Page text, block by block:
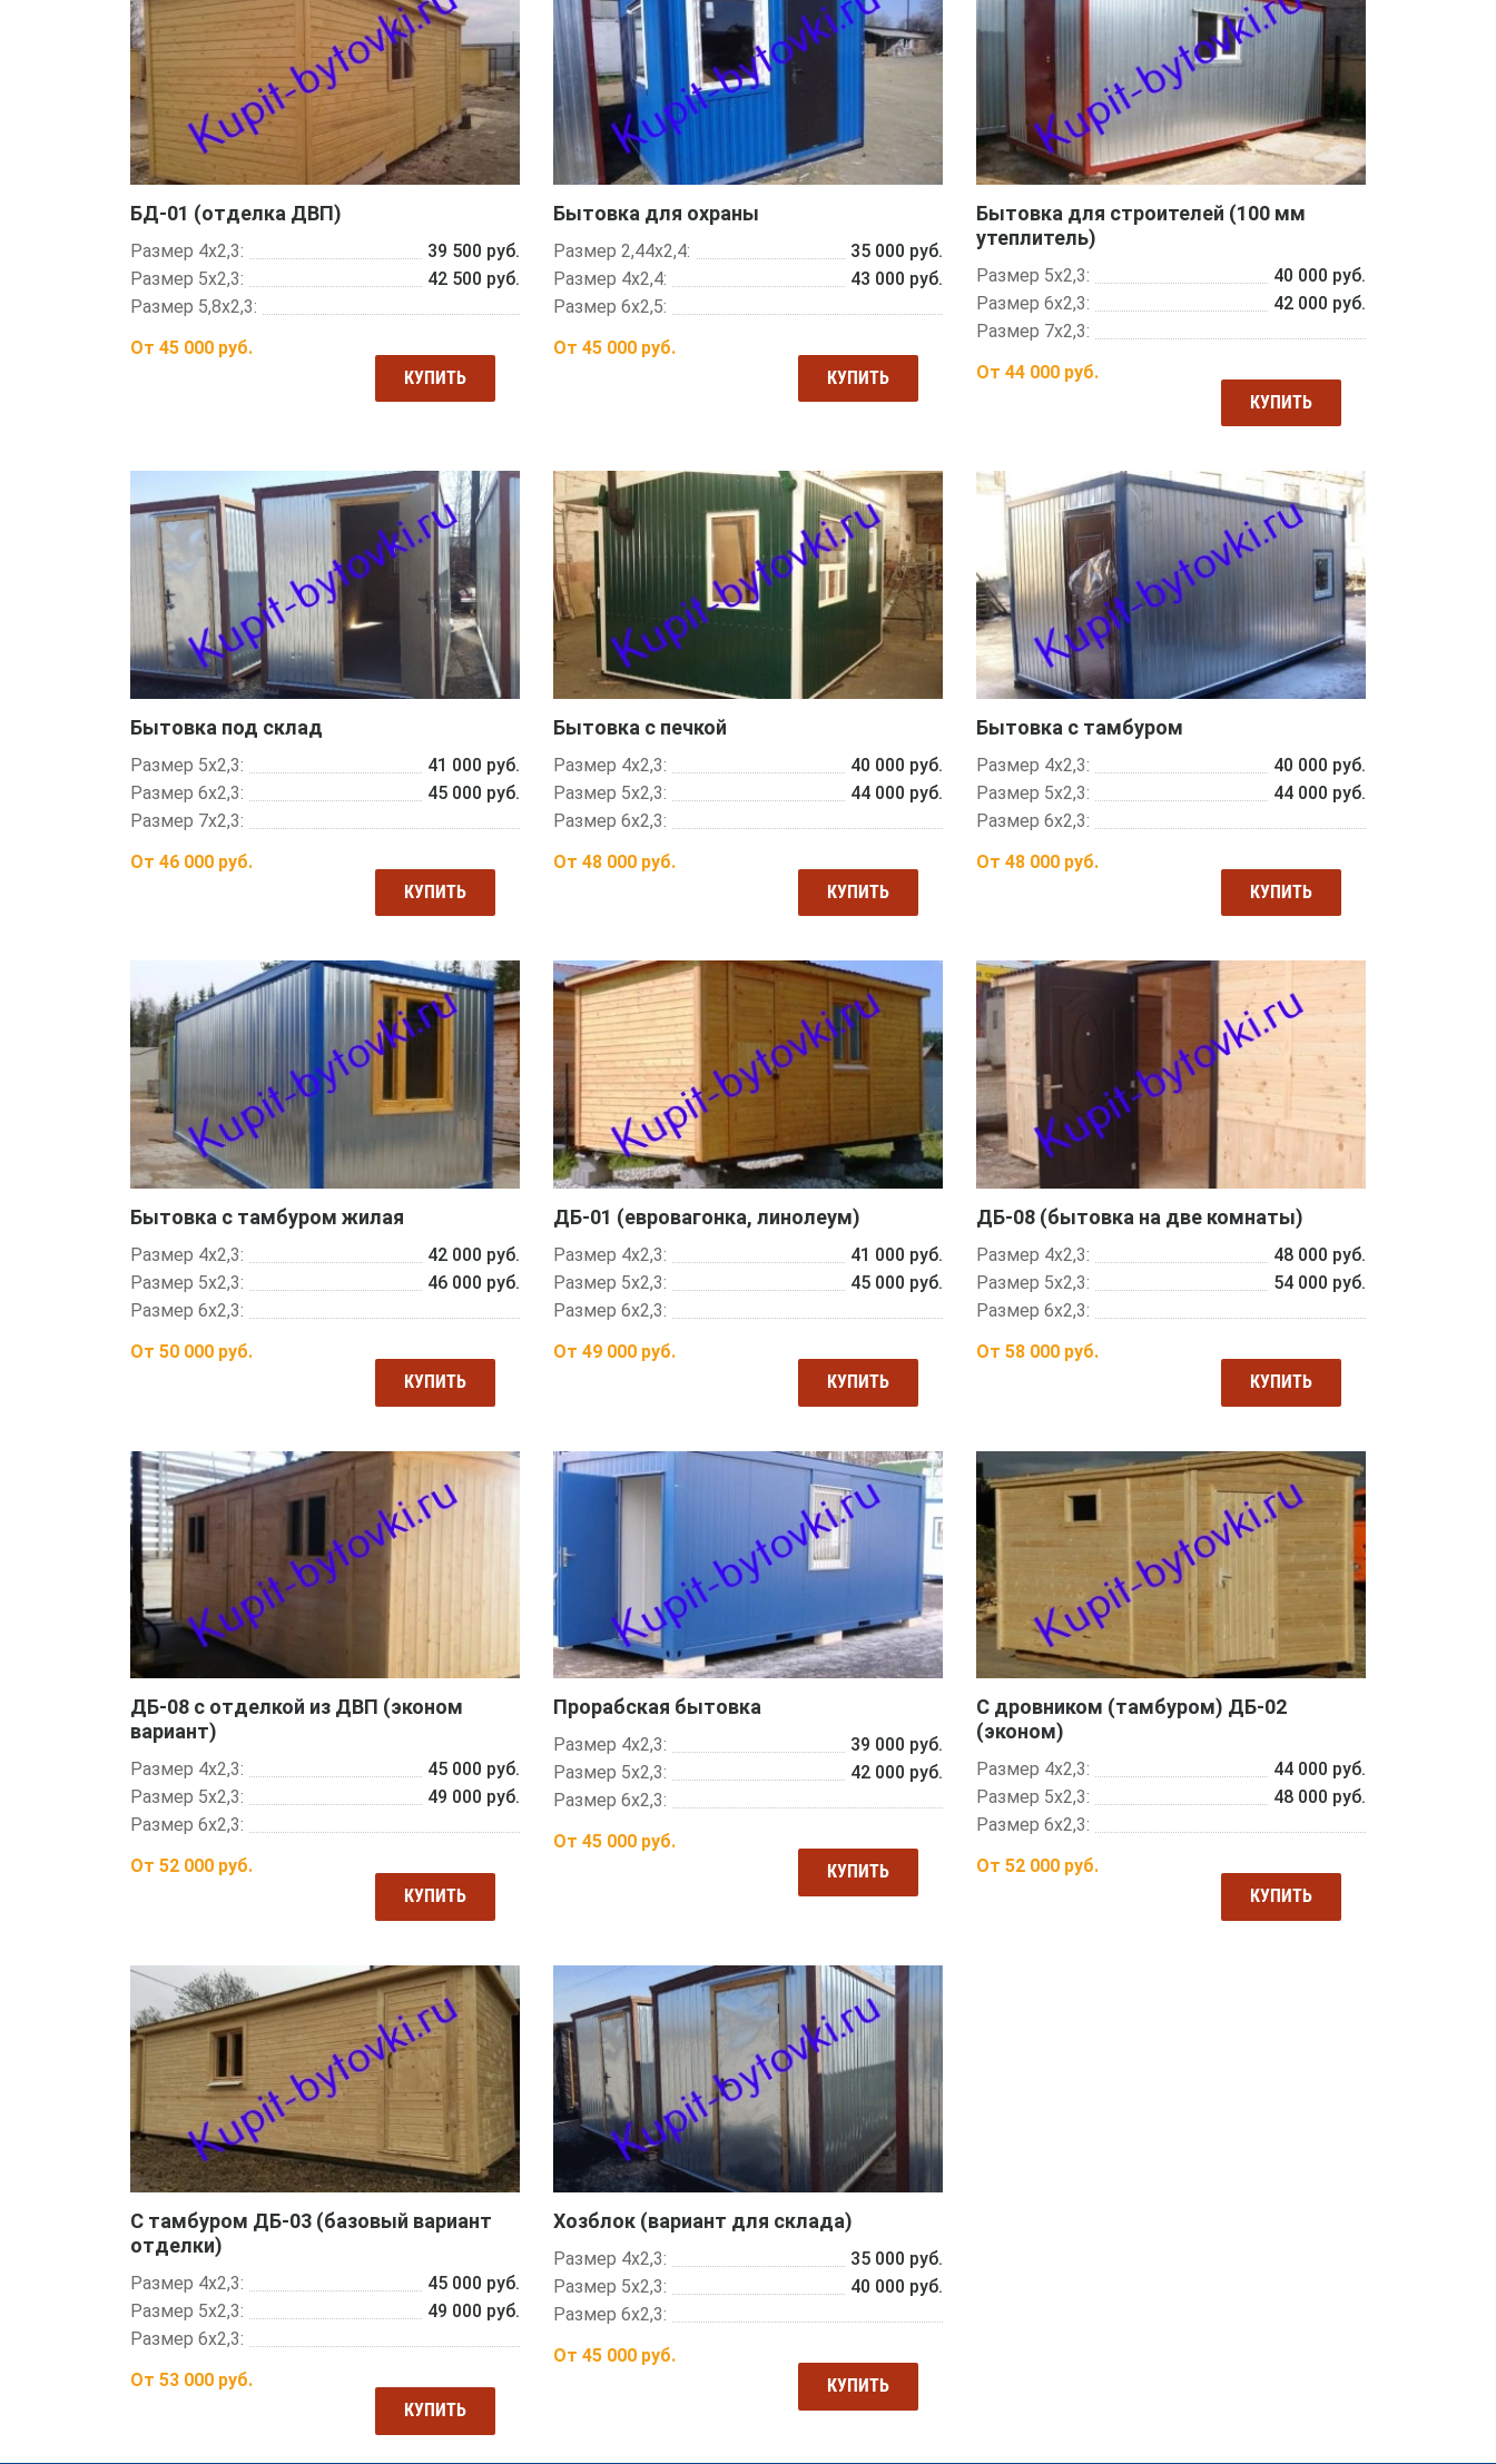
БД-01 (отделка ДВП)
Размер 4х2,3:
39 500 руб.
Размер 5х2,3:
42 500 руб.
Размер 5,8х2,3:
От 45 000 руб.
КУПИТЬ
Бытовка для охраны
Размер 2,44х2,4:
35 000 руб.
Размер 4х2,4:
43 000 руб.
Размер 6х2,5:
От 45 000руб.
КУПИТЬ
Бытовка для строителей (100 мм
утеплитель)
Размер 5х2,3:
40 000 руб.
Размер 6х2,3:
42 000 руб.
Размер 7х2,3:
От 44 000руб.
КУПИТЬ
Бытовка под склад
Размер 5х2,3:
41 000 руб.
Размер 6х2,3:
45 000 руб.
Размер 7х2,3:
От 46 000 руб.
КУПИТЬ
Бытовка с печкой
Размер 4х2,3:
40 000 руб.
Размер 5х2,3:
44 000 руб.
Размер 6х2,3:
От 48 000руб.
КУПИТЬ
Бытовка с тамбуром
Размер 4х2,3:
40 000 руб.
Размер 5х2,3:
44 000 руб.
Размер 6х2,3:
От 48 000руб.
КУПИТЬ
Бытовка с тамбуром жилая
Размер 4х2,3:
42 000 руб.
Размер 5х2,3:
46 000 руб.
Размер 6х2,3:
От 50 000 руб.
КУПИТЬ
ДБ-01 (евровагонка, линолеум)
Размер 4х2,3:
41 000 руб.
Размер 5х2,3:
45 000 руб.
Размер 6х2,3:
От 49 000руб.
КУПИТЬ
ДБ-08 (бытовка на две комнаты)
Размер 4х2,3:
48 000 руб.
Размер 5х2,3:
54 000 руб.
Размер 6х2,3:
От 58 000руб.
КУПИТЬ
ДБ-08 с отделкой из ДВП (эконом
вариант)
Размер 4х2,3:
45 000 руб.
Размер 5х2,3:
49 000 руб.
Размер 6х2,3:
От 52 000 руб.
КУПИТЬ
Прорабская бытовка
Размер 4х2,3:
39 000 руб.
Размер 5х2,3:
42 000 руб.
Размер 6х2,3:
От 45 000руб.
КУПИТЬ
С дровником (тамбуром) ДБ-02
(эконом)
Размер 4х2,3:
44 000 руб.
Размер 5х2,3:
48 000 руб.
Размер 6х2,3:
От 52 000руб.
КУПИТЬ
С тамбуром ДБ-03 (базовый вариант
отделки)
Размер 4х2,3:
45 000 руб.
Размер 5х2,3:
49 000 руб.
Размер 6х2,3:
От 53 000 руб.
КУПИТЬ
Хозблок (вариант для склада)
Размер 4х2,3:
35 000 руб.
Размер 5х2,3:
40 000 руб.
Размер 6х2,3:
От 45 000руб.
КУПИТЬ